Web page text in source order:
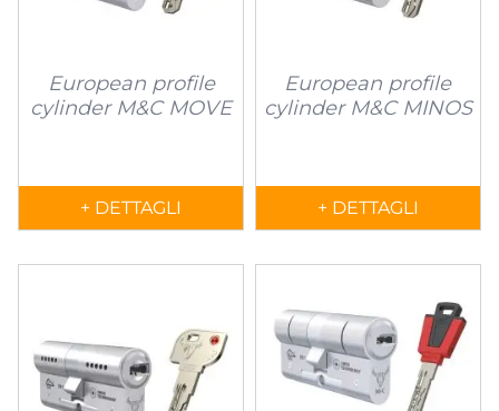
European profile
cylinder M&C MOVE
+ DETTAGLI
European profile
cylinder M&C MINOS
+ DETTAGLI